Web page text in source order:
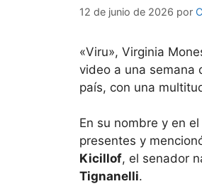
12 de junio de 2026 por
«Viru», Virginia
video a una semana
país, con una
En su nombre y en
presentes y
Kicillof, el senador
Tignanelli.